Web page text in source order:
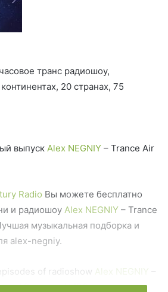
транс радиошоу,
20 странах, 75
выпуск Alex NEGNIY – Trance Air
Radio Вы можете бесплатно
и радиошоу Alex NEGNIY – Trance
музыкальная подборка и
alex-negniy.
of radioshow Alex NEGNIY –
and Download MP3